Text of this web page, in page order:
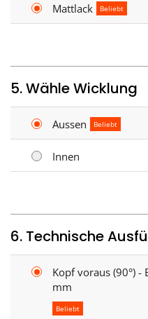
Mattlack Beliebt
5. Wähle Wicklung
Aussen Beliebt
Innen
6. Technische
Kopf voraus (90°) -
mm
Beliebt